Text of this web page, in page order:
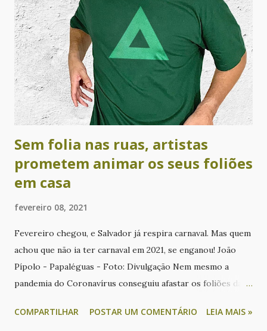
da Praia do Forte e Adauto Poeta. Às 19h, começa a Mesa de
Abertura apresentando o tema "Literatura e História
Social", com o escritor baiano Armando Avena, a escritora
portuguesa Teolinda Gersão e o escritor mineiro Bruno
Ribeiro, com mediação do apresentador Aldri Anunciação. A
noite encerra com o sarau mais representativo do litoral
matense, o Jequi Iluminado,...
Sem folia nas ruas, artistas
prometem animar os seus foliões
em casa
fevereiro 08, 2021
Fevereiro chegou, e Salvador já respira carnaval. Mas quem
achou que não ia ter carnaval em 2021, se enganou! João
Pípolo - Papaléguas - Foto: Divulgação Nem mesmo a
pandemia do Coronavírus conseguiu afastar os foliões da
data e hora marcada. O mundo pode se preparar e anotar
COMPARTILHAR POSTAR UM COMENTÁRIO LEIA MAIS »